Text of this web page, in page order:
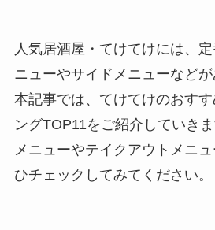
人気居酒屋・てけてけには、
ニューやサイドメニューなど
本記事では、てけてけのおす
ングTOP11をご紹介していき
メニューやテイクアウトメニ
ひチェックしてみてください。